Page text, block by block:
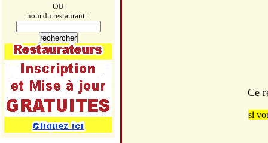
OU
nom du restaurant :
Ce
si